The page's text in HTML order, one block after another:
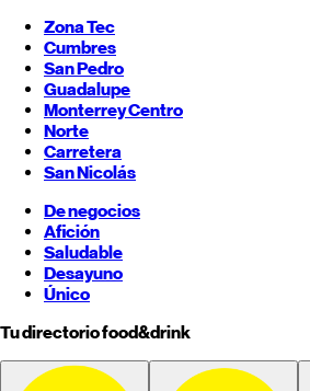
Zona Tec
Cumbres
San Pedro
Guadalupe
MonterreyCentro
Norte
Carretera
San Nicolás
De negocios
Afición
Saludable
Desayuno
Único
Tu directorio food&drink